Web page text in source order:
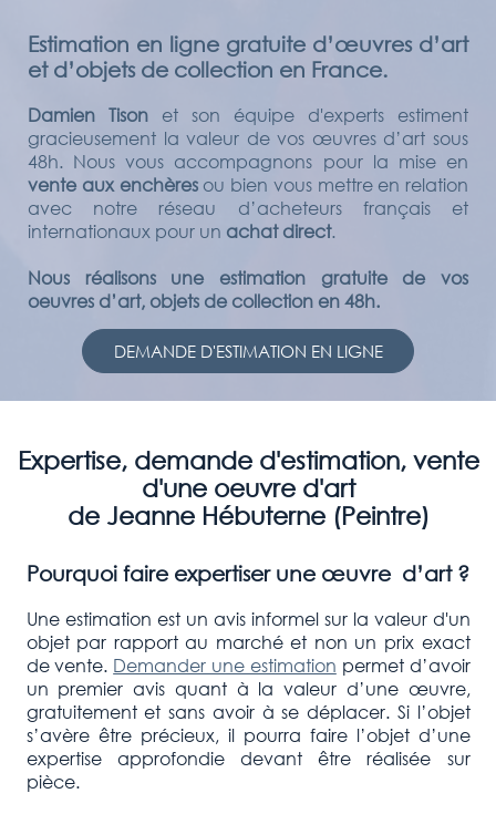
Estimation en ligne gratuite d’œuvres d’art
et d’objets de collection en France.
Damien Tison et son équipe d'experts estiment
gracieusement la valeur de vos œuvres d’art sous
48h. Nous vous accompagnons pour la mise en
vente aux enchèresou bien vous mettre en relation
avec notre réseau d’acheteurs français et
internationaux pour un achat direct.
Nous réalisons une estimation gratuite de vos
oeuvres d’art, objets de collection en 48h.
DEMANDE D'ESTIMATION EN LIGNE
Expertise, demande d'estimation, vente
d'une oeuvre d'art
de Jeanne Hébuterne (Peintre)
Pourquoi faire expertiser une œuvre d’art ?
Une estimation est un avis informel sur la valeur d'un
objet par rapport au marché et non un prix exact
de vente. Demander une estimation permet d’avoir
un premier avis quant à la valeur d’une œuvre,
gratuitement et sans avoir à se déplacer. Si l’objet
s’avère être précieux, il pourra faire l’objet d’une
expertise approfondie devant être réalisée sur
pièce.